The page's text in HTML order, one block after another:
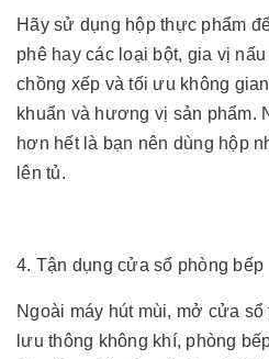
Hãy sử dụng hộp thực phẩm
phê hay các loại bột, gia vị
chồng xếp và tối ưu không
khuẩn và hương vị sản phẩm.
hơn hết là bạn nên dùng hộp
lên tủ.
4. Tận dụng cửa sổ phòng bếp
Ngoài máy hút mùi, mở cửa
lưu thông không khí, phòng